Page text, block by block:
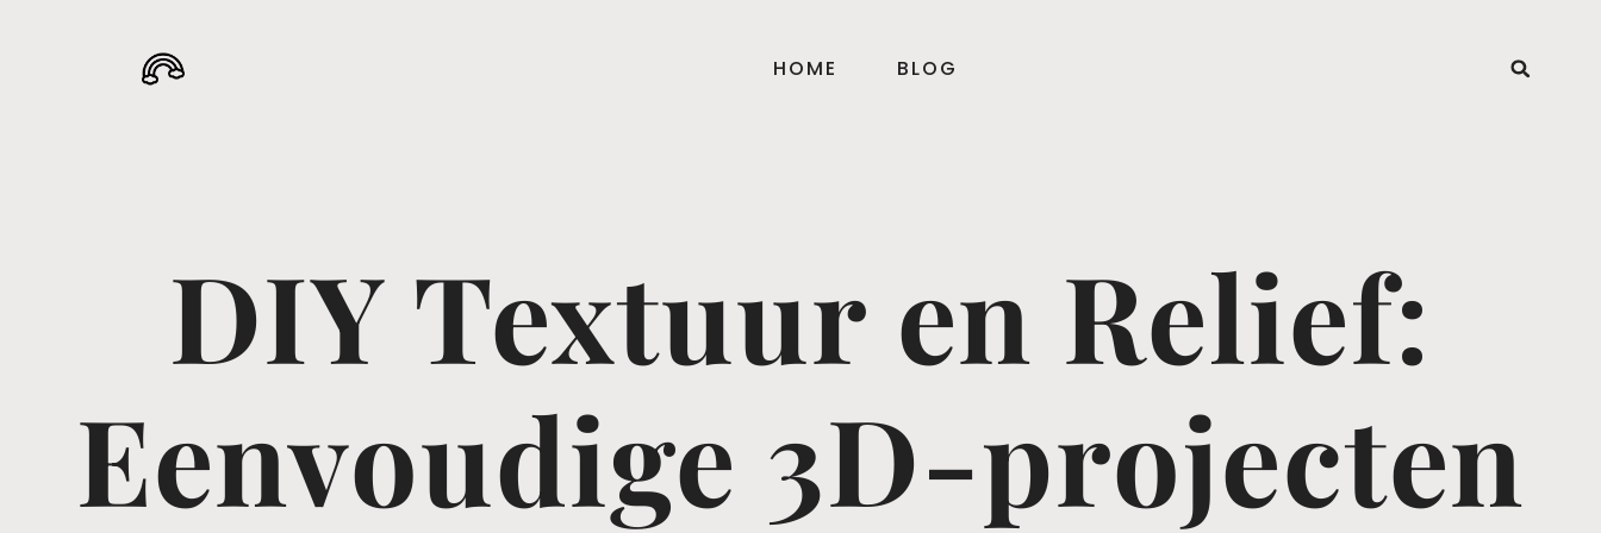
HOME BLOG
DIY Textuur en Relief:
Eenvoudige 3D-projecten